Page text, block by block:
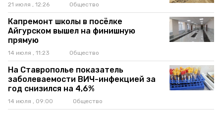
21 июля , 12:26 Общество
Капремонт школы в посёлке
Айгурском вышел на финишную
прямую
14 июля , 11:23 Общество
На Ставрополье показатель
заболеваемости ВИЧ-инфекцией за
год снизился на 4,6%
14 июля , 09:00 Общество